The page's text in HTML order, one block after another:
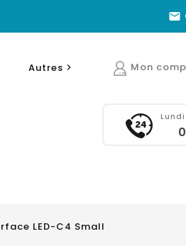

Autres  Mon
LED-C4 Small